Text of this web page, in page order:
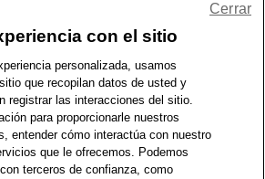
| Términos de Uso | Accesibilidad
| WA Privacy Policy | Mapa del sitio
| © 1999 - 2026 CVS.com
con el sitio
personalizada, usamos
que recopilan datos de usted y
registrar las interacciones del sitio.
para proporcionarle nuestros
entender cómo interactúa con nuestro
que le ofrecemos. Podemos
terceros de confianza, como
Cerrar